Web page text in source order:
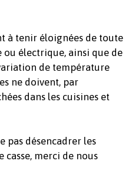
à tenir éloignées de toute
ou électrique, ainsi que de
de température
ne doivent, par
dans les cuisines et
pas désencadrer les
casse, merci de nous